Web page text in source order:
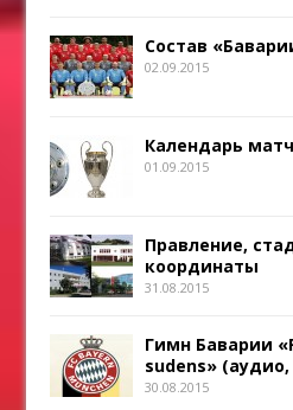
Состав
02.09.2015
Календарь
01.09.2015
Правление,
координаты
31.08.2015
Гимн Баварии
sudens» (аудио,
30.08.2015